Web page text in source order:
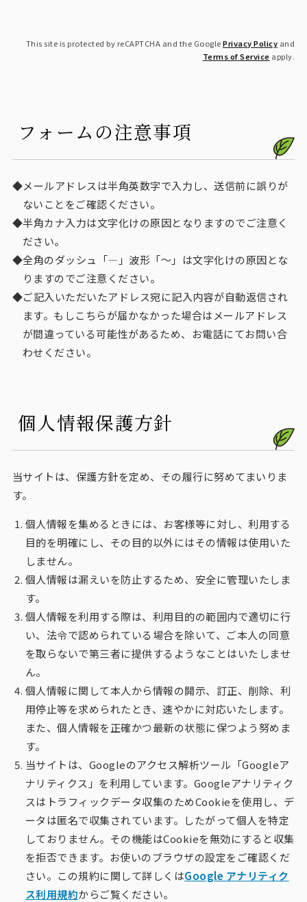
This site is protected by reCAPTCHA and the GooglePrivacy Policy and
Terms of Service apply.
フォームの注意事項
メールアドレスは半角英数字で入力し、送信前に誤りが
ないことをご確認ください。
半角カナ入力は文字化けの原因となりますのでご注意く
ださい。
全角のダッシュ「―」波形「～」は文字化けの原因とな
りますのでご注意ください。
ご記入いただいたアドレス宛に記入内容が自動返信され
ます。もしこちらが届かなかった場合はメールアドレス
が間違っている可能性があるため、お電話にてお問い合
わせください。
個人情報保護方針
当サイトは、保護方針を定め、その履行に努めてまいりま
す。
個人情報を集めるときには、お客様等に対し、利用する
目的を明確にし、その目的以外にはその情報は使用いた
しません。
個人情報は漏えいを防止するため、安全に管理いたしま
す。
個人情報を利用する際は、利用目的の範囲内で適切に行
い、法令で認められている場合を除いて、ご本人の同意
を取らないで第三者に提供するようなことはいたしませ
ん。
個人情報に関して本人から情報の開示、訂正、削除、利
用停止等を求められたとき、速やかに対応いたします。
また、個人情報を正確かつ最新の状態に保つよう努めま
す。
当サイトは、Googleのアクセス解析ツール「Googleア
ナリティクス」を利用しています。Googleアナリティク
スはトラフィックデータ収集のためCookieを使用し、デ
ータは匿名で収集されています。したがって個人を特定
しておりません。その機能はCookieを無効にすると収集
を拒否できます。お使いのブラウザの設定をご確認くだ
さい。この規約に関して詳しくはGoogle アナリティク
ス利用規約からご覧ください。